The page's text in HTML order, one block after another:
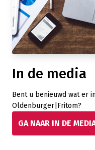
In de media
Bent u benieuwd wat er
Oldenburger|Fritom?
GA NAAR IN DE